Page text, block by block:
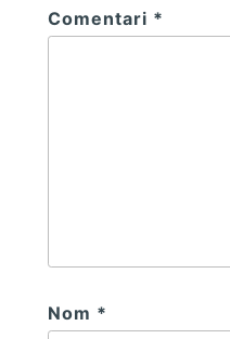
Comentari *
Nom *